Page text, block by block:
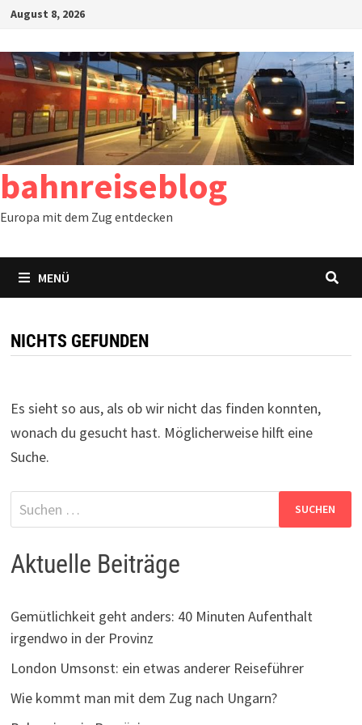
Zum
springen
August 8, 2026
bahnreiseblog
Europa mit dem Zug entdecken
MENÜ
NICHTS GEFUNDEN
Es sieht so aus, als ob wir nicht das finden konnten,
wonach du gesucht hast. Möglicherweise hilft eine
Suche.
Suchen
nach:
Aktuelle Beiträge
Gemütlichkeit geht anders: 40 Minuten Aufenthalt
irgendwo in der Provinz
London Umsonst: ein etwas anderer Reiseführer
Wie kommt man mit dem Zug nach Ungarn?